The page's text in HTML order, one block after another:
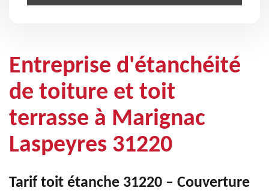
Entreprise d'étanchéité
de toiture et toit
terrasse à Marignac
Laspeyres 31220
Tarif toit étanche 31220 – Couverture